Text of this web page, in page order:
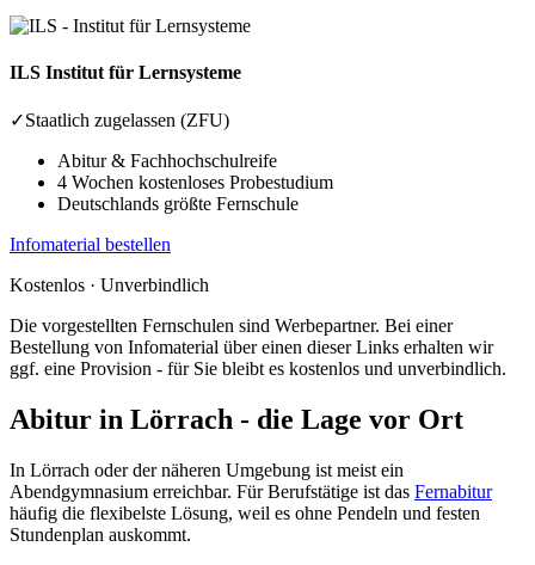
ILS Institut für Lernsysteme
✓Staatlich zugelassen (ZFU)
Abitur & Fachhochschulreife
4 Wochen kostenloses Probestudium
Deutschlands größte Fernschule
Infomaterial bestellen
Kostenlos · Unverbindlich
Die vorgestellten Fernschulen sind Werbepartner. Bei einer
Bestellung von Infomaterial über einen dieser Links erhalten wir
ggf. eine Provision - für Sie bleibt es kostenlos und unverbindlich.
Abitur in Lörrach - die Lage vor Ort
In Lörrach oder der näheren Umgebung ist meist ein
Abendgymnasium erreichbar. Für Berufstätige ist das Fernabitur
häufig die flexibelste Lösung, weil es ohne Pendeln und festen
Stundenplan auskommt.